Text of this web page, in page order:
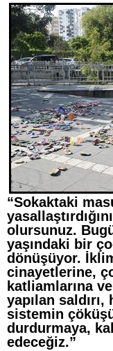
“Sokaktaki
olursunuz.
yaşındaki bir
dönüşüyor.
cinayetlerine,
katliamlarına
yapılan
sistemin
durdurmaya,
edeceğiz.”